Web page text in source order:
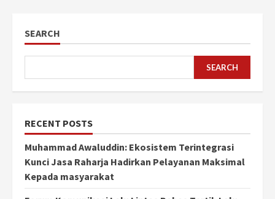
SEARCH
SEARCH
RECENT POSTS
Muhammad Awaluddin: Ekosistem Terintegrasi
Kunci Jasa Raharja Hadirkan Pelayanan Maksimal
Kepada masyarakat